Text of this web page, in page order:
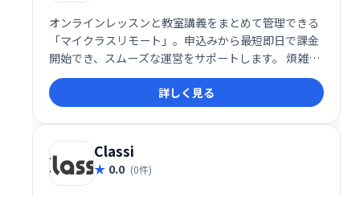
オンラインレッスンと教室講義をまとめて管理できる
「マイクラスリモート」。申込みから最短即日で課金
開始でき、スムーズな運営をサポートします。 煩雑な
管理業務を効率化し、運営の負担を軽減。 柔軟なシス
テムで、様々な学習形態に対応可能です。
詳しく見る
Classi
0.0 (0件)